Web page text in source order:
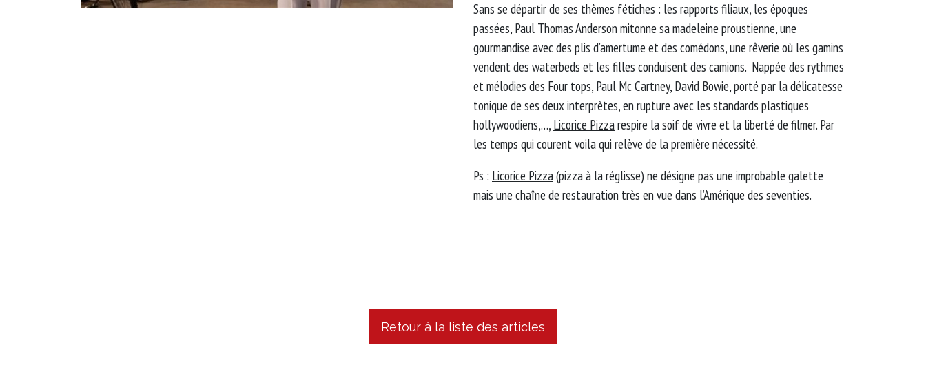
Sans se départir de ses thèmes fétiches : les rapports filiaux, les époques
passées, Paul Thomas Anderson mitonne sa madeleine proustienne, une
gourmandise avec des plis d’amertume et des comédons, une rêverie où les gamins
vendent des waterbeds et les filles conduisent des camions. Nappée des rythmes
et mélodies des Four tops, Paul Mc Cartney, David Bowie, porté par la délicatesse
tonique de ses deux interprètes, en rupture avec les standards plastiques
hollywoodiens,…, Licorice Pizzarespire la soif de vivre et la liberté de filmer. Par
les temps qui courent voila qui relève de la première nécessité.
Ps : Licorice Pizza(pizza à la réglisse) ne désigne pas une improbable galette
mais une chaîne de restauration très en vue dans l’Amérique des seventies.
Retour à la liste des articles